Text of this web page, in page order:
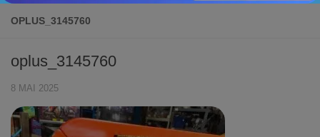
OPLUS_3145760
oplus_3145760
8 MAI 2025